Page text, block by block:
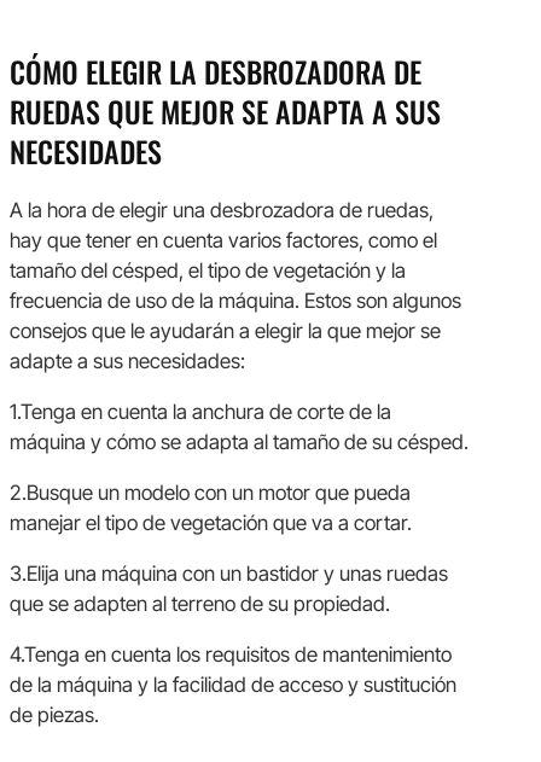
CÓMO ELEGIR LA DESBROZADORA DE
RUEDAS QUE MEJOR SE ADAPTA A SUS
NECESIDADES
A la hora de elegir una desbrozadora de ruedas,
hay que tener en cuenta varios factores, como el
tamaño del césped, el tipo de vegetación y la
frecuencia de uso de la máquina. Estos son algunos
consejos que le ayudarán a elegir la que mejor se
adapte a sus necesidades:
1.Tenga en cuenta la anchura de corte de la
máquina y cómo se adapta al tamaño de su césped.
2.Busque un modelo con un motor que pueda
manejar el tipo de vegetación que va a cortar.
3.Elija una máquina con un bastidor y unas ruedas
que se adapten al terreno de su propiedad.
4.Tenga en cuenta los requisitos de mantenimiento
de la máquina y la facilidad de acceso y sustitución
de piezas.